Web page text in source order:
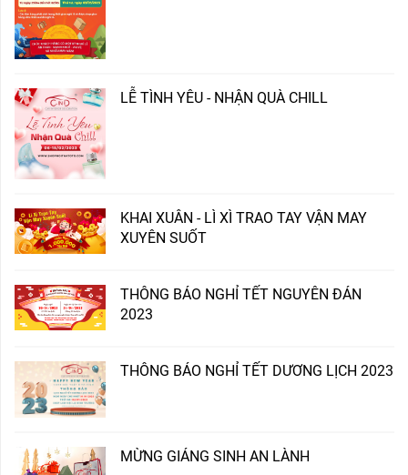
LỄ TÌNH YÊU - NHẬN QUÀ CHILL
KHAI XUÂN - LÌ XÌ TRAO TAY VẬN MAY
XUYÊN SUỐT
THÔNG BÁO NGHỈ TẾT NGUYÊN ĐÁN
2023
THÔNG BÁO NGHỈ TẾT DƯƠNG LỊCH 2023
MỪNG GIÁNG SINH AN LÀNH